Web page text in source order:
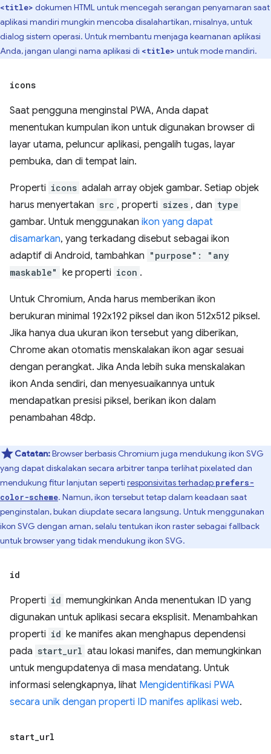
<title> dokumen HTML untuk mencegah serangan penyamaran saat
aplikasi mandiri mungkin mencoba disalahartikan, misalnya, untuk
dialog sistem operasi. Untuk membantu menjaga keamanan aplikasi
Anda, jangan ulangi nama aplikasi di <title> untuk mode mandiri.
icons
Saat pengguna menginstal PWA, Anda dapat
menentukan kumpulan ikon untuk digunakan browser di
layar utama, peluncur aplikasi, pengalih tugas, layar
pembuka, dan di tempat lain.
Properti icons adalah array objek gambar. Setiap objek
harus menyertakan src , properti sizes , dan type
gambar. Untuk menggunakan ikon yang dapat
disamarkan, yang terkadang disebut sebagai ikon
adaptif di Android, tambahkan "purpose": "any
maskable" ke properti icon .
Untuk Chromium, Anda harus memberikan ikon
berukuran minimal 192x192 piksel dan ikon 512x512 piksel.
Jika hanya dua ukuran ikon tersebut yang diberikan,
Chrome akan otomatis menskalakan ikon agar sesuai
dengan perangkat. Jika Anda lebih suka menskalakan
ikon Anda sendiri, dan menyesuaikannya untuk
mendapatkan presisi piksel, berikan ikon dalam
penambahan 48dp.
Catatan:Browser berbasis Chromium juga mendukung ikon SVG
yang dapat diskalakan secara arbitrer tanpa terlihat pixelated dan
mendukung fitur lanjutan seperti responsivitas terhadap prefers-
color-scheme. Namun, ikon tersebut tetap dalam keadaan saat
penginstalan, bukan diupdate secara langsung. Untuk menggunakan
ikon SVG dengan aman, selalu tentukan ikon raster sebagai fallback
untuk browser yang tidak mendukung ikon SVG.
id
Properti id memungkinkan Anda menentukan ID yang
digunakan untuk aplikasi secara eksplisit. Menambahkan
properti id ke manifes akan menghapus dependensi
pada start_url atau lokasi manifes, dan memungkinkan
untuk mengupdatenya di masa mendatang. Untuk
informasi selengkapnya, lihat Mengidentifikasi PWA
secara unik dengan properti ID manifes aplikasi web.
start_url